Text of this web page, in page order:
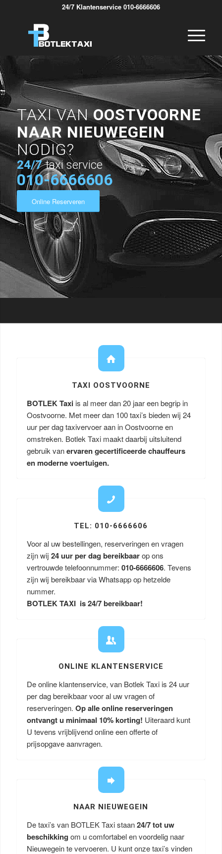
24/7 Klantenservice 010-6666606
TAXI VANOOSTVOORNE
NAAR NIEUWEGEIN
NODIG?
24/7 taxi service
010-6666606
Online Reserveren
TAXI OOSTVOORNE
BOTLEK Taxi is al meer dan 20 jaar een begrip in
Oostvoorne. Met meer dan 100 taxi’s bieden wij 24
uur per dag taxivervoer aan in Oostvoorne en
omstreken. Botlek Taxi maakt daarbij uitsluitend
gebruik vanervaren gecertificeerde chauffeurs
en moderne voertuigen.
TEL: 010-6666606
Voor al uw bestellingen, reserveringen en vragen
zijn wij 24 uur per dag bereikbaarop ons
vertrouwde telefoonnummer: 010-6666606. Tevens
zijn wij bereikbaar via Whatsapp op hetzelde
nummer.
BOTLEK TAXI is 24/7 bereikbaar!
ONLINE KLANTENSERVICE
De online klantenservice, van Botlek Taxi is 24 uur
per dag bereikbaar voor al uw vragen of
reserveringen. Op alle online reserveringen
ontvangt u minimaal 10% korting! Uiteraard kunt
U tevens vrijblijvend online een offerte of
prijsopgave aanvragen.
NAAR NIEUWEGEIN
De taxi’s van BOTLEK Taxi staan24/7 tot uw
beschikking om u comfortabel en voordelig naar
Nieuwegein te vervoeren. U kunt onze taxi’s vinden